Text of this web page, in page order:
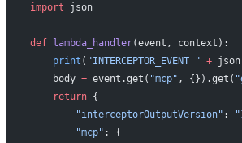
import json
def lambda_handler(event, context):
    print
( "INTERCEPTOR_EVENT " +
    body
= event.get( "mcp" , {}).get(
    return
{
        "interceptorOutputVersion"
:
        "mcp"
: {